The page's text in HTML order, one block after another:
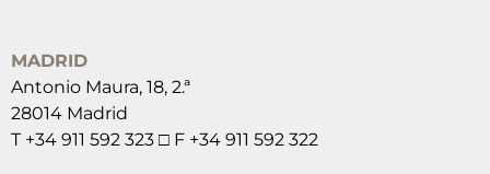
MADRID
Antonio Maura, 18, 2.ª
28014 Madrid
T +34 911 592 323 □ F +34 911 592 322